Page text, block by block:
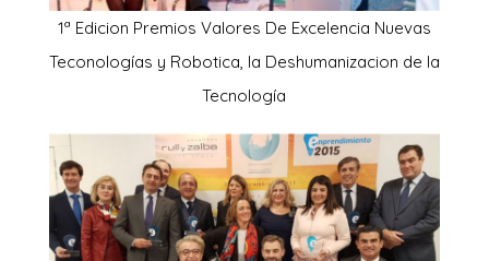
1ª Edicion Premios Valores De Excelencia Nuevas
Teconologías y Robotica, la Deshumanizacion de la
Tecnología